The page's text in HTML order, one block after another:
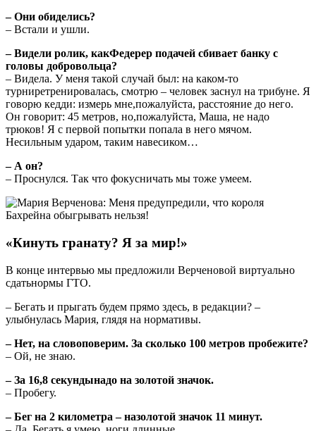
– Они обиделись?
– Встали и ушли.
– Видели ролик, какФедерер подачей сбивает банку с
головы добровольца?
– Видела. У меня такой случай был: на каком-то
турниретренировалась, смотрю – человек заснул на трибуне. Я
говорю кедди: измерь мне,пожалуйста, расстояние до него.
Он говорит: 45 метров, но,пожалуйста, Маша, не надо
трюков! Я с первой попытки попала в него мячом.
Несильным ударом, таким навесиком…
– А он?
– Проснулся. Так что фокусничать мы тоже умеем.
«Кинуть гранату? Я за мир!»
В конце интервью мы предложили Верченовой виртуально
сдатьнормы ГТО.
– Бегать и прыгать будем прямо здесь, в редакции? –
улыбнулась Мария, глядя на нормативы.
– Нет, на словоповерим. За сколько 100 метров пробежите?
– Ой, не знаю.
– За 16,8 секундынадо на золотой значок.
– Пробегу.
– Бег на 2 километра – назолотой значок 11 минут.